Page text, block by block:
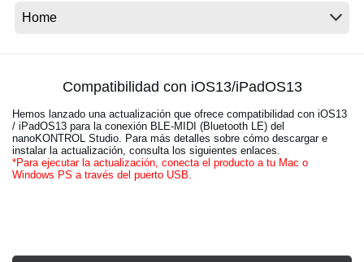
Compatibilidad con iOS13/iPadOS13
Hemos lanzado una actualización que ofrece compatibilidad con iOS13
/ iPadOS13 para la conexión BLE-MIDI (Bluetooth LE) del
nanoKONTROL Studio. Para más detalles sobre cómo descargar e
instalar la actualización, consulta los siguientes enlaces.
*Para ejecutar la actualización, conecta el producto a tu Mac o
Windows PS a través del puerto USB.